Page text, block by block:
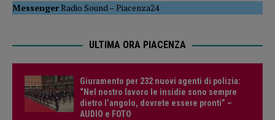
MessengerRadio Sound–Piacenza24
ULTIMA ORA PIACENZA
Giuramento per 232 nuovi agenti di polizia:
“Nel nostro lavoro le insidie sono sempre
dietro l’angolo, dovrete essere pronti” –
AUDIO e FOTO